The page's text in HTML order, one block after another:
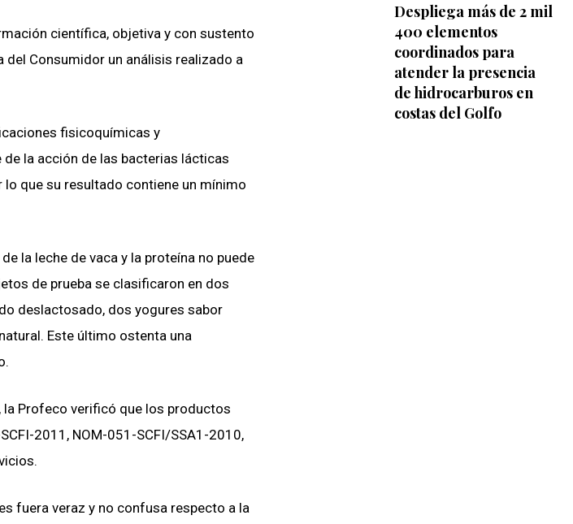
científica, objetiva y con sustento
del Consumidor un análisis realizado a
fisicoquímicas y
la acción de las bacterias lácticas
que su resultado contiene un mínimo
la leche de vaca y la proteína no puede
de prueba se clasificaron en dos
deslactosado, dos yogures sabor
Este último ostenta una
la Profeco verificó que los productos
2011, NOM-051-SCFI/SSA1-2010,
fuera veraz y no confusa respecto a la
Despliega más de 2 mil
400 elementos
coordinados para
atender la presencia
de hidrocarburos en
costas del Golfo